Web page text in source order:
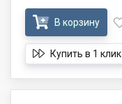
В корзину
Купить в 1 клик